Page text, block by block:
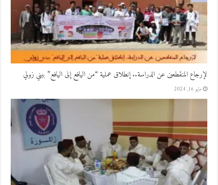
لإرجاع المنقطعين عن الدراسة.. إنطلاق عملية “من اليافع إلى اليافع” ببني زولي
مايو 16, 2024